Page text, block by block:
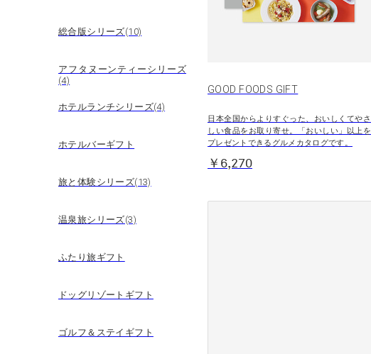
総合版シリーズ(10)
アフタヌーンティーシリーズ
(4)
ホテルランチシリーズ(4)
ホテルバーギフト
旅と体験シリーズ(13)
温泉旅シリーズ(3)
ふたり旅ギフト
ドッグリゾートギフト
ゴルフ＆ステイギフト
GOOD FOODS GIFT
日本全国からよりすぐった、おいしくてやさ
しい食品をお取り寄せ。「おいしい」以上を
プレゼントできるグルメカタログです。
￥6,270